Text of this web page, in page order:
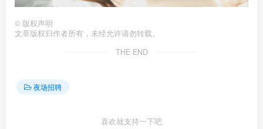
© 版权声明
文章版权归作者所有，未经允许请勿转载。
THE END
夜场招聘
喜欢就支持一下吧